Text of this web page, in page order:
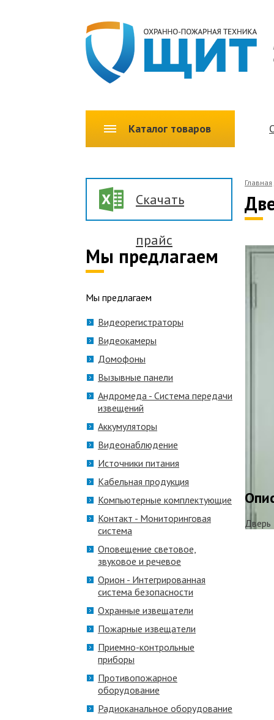
Каталог товаров
Главная
Скачать
прайс
Мы предлагаем
Мы предлагаем
Видеорегистраторы
Видеокамеры
Домофоны
Вызывные панели
Андромеда - Система передачи
извещений
Аккумуляторы
Видеонаблюдение
Источники питания
Кабельная продукция
Компьютерные комплектующие
Контакт - Мониторинговая
система
Оповещение световое,
звуковое и речевое
Орион - Интегрированная
система безопасности
Охранные извещатели
Пожарные извещатели
Приемно-контрольные
приборы
Противопожарное
оборудование
Радиоканальное оборудование